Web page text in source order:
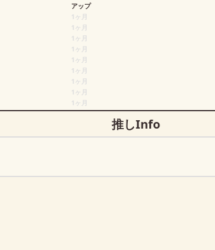
アップ
1ヶ月
1ヶ月
1ヶ月
1ヶ月
1ヶ月
1ヶ月
1ヶ月
1ヶ月
1ヶ月
推しInfo